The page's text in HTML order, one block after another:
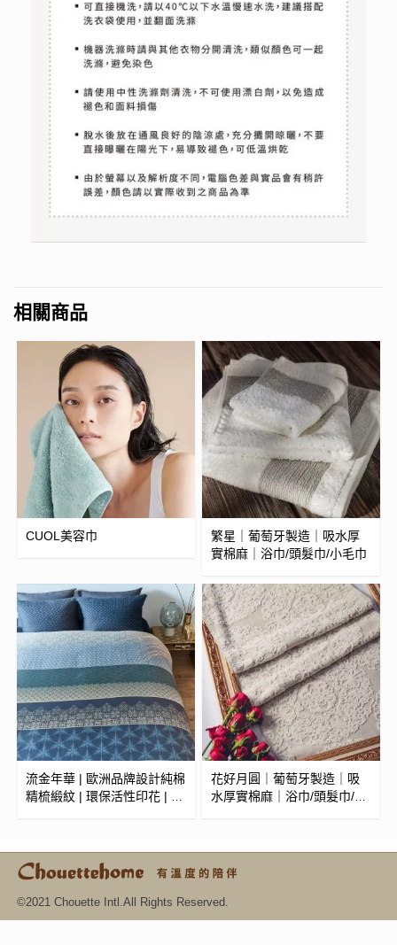
相關商品
CUOL美容巾
繁星｜葡萄牙製造｜吸水厚
實棉麻｜浴巾/頭髮巾/小毛巾
流金年華 | 歐洲品牌設計純棉
精梳緞紋 | 環保活性印花 | 細
花好月圓｜葡萄牙製造｜吸
水厚實棉麻｜浴巾/頭髮巾/小
©2021 Chouette Intl.All Rights Reserved.